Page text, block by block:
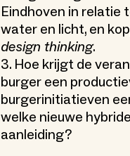
Eindhoven in relatie
water en licht, en
design thinking.
3. Hoe krijgt de
burger een
burgerinitiatieven
welke nieuwe
aanleiding?